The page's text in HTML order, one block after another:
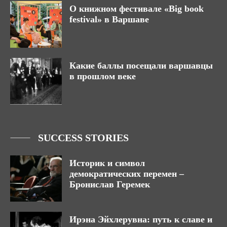
О книжном фестивале «Big book
festival» в Варшаве
Какие баллы посещали варшавцы
в прошлом веке
SUCCESS STORIES
Историк и символ
демократических перемен –
Бронислав Геремек
Ирэна Эйхлерувна: путь к славе и